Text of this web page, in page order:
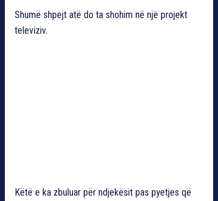
Shumë shpejt atë do ta shohim në një projekt
televiziv.
Këtë e ka zbuluar për ndjekësit pas pyetjes që